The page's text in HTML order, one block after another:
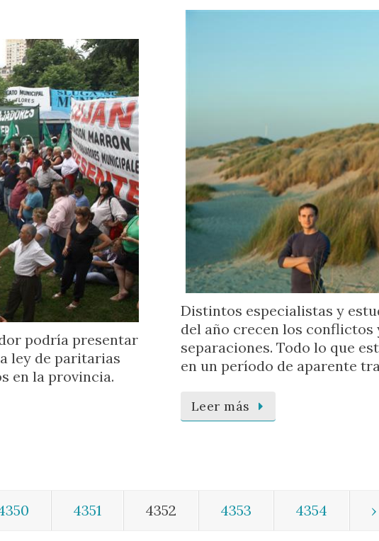
podría presentar
ley de paritarias
en la provincia.
Distintos especialistas y
del año crecen los
separaciones. Todo lo que
en un período de aparente
Leer más
4351 4352 4353 4354 ›